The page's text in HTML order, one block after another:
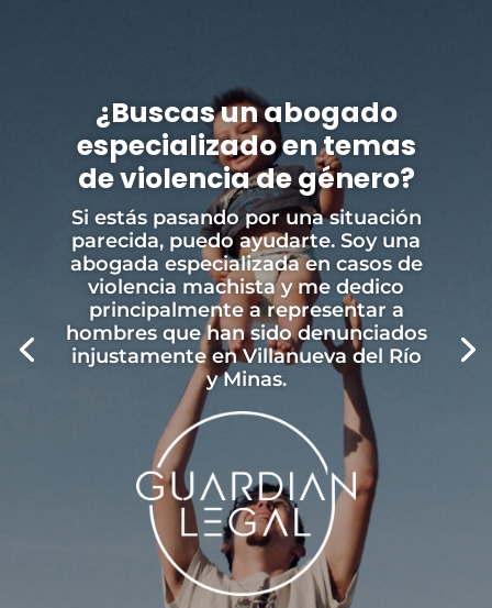
¿Buscas un abogado
especializado en temas
de violencia de género?
Si estás pasando por una situación
parecida, puedo ayudarte. Soy una
abogada especializada en casos de
violencia machista y me dedico
principalmente a representar a
hombres que han sido denunciados
injustamente en Villanueva del Río
y Minas.